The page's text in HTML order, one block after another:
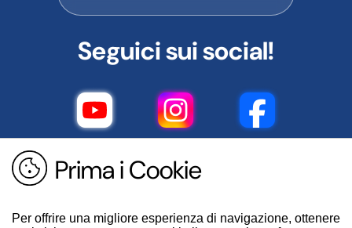
Prima i Cookie
Per offrire una migliore esperienza di navigazione, ottenere
Seguici sui social!